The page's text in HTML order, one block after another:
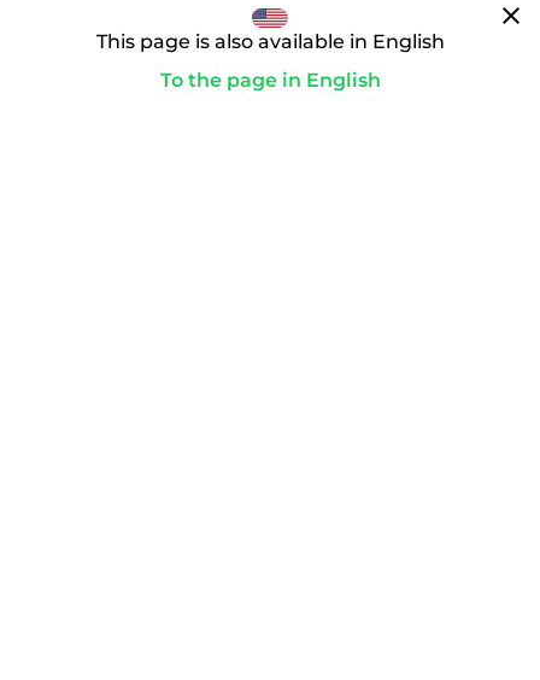
This page is also available in English
To the page in English
clear